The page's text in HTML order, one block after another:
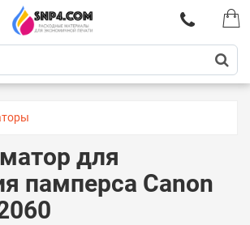
для
памперса Canon